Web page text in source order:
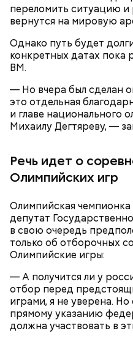
переломить ситуацию
вернутся на мировую
Однако путь будет
конкретных датах пока
ВМ.
— Но вчера был сделан
это отдельная
и главе национального
Михаилу Дегтяреву, —
Речь идет о
Олимпийских игр
Олимпийская
депутат
в свою очередь
только об отборочных
Олимпийские игры:
— А получится ли у
отбор перед
играми, я не уверена.
прямому указанию
должна участвовать в
Полуфиналы
третье место
финальная игра
Форвард сборной
Зико
ЧМ, в котором его
Игра состоялась в
сборной Аргентинысо
команда Египта вела со
главный арбитр
результативной атаки.